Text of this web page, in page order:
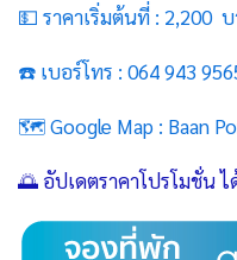
💵 ราคาเริ่มต้นที่ : 2,200
☎️ เบอร์โทร : 064 943
🗺️ Google Map : Baan
🌅 อัปเดตราคาโปรโมชั่น